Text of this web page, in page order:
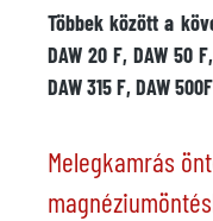
Többek között a
DAW 20 F, DAW 50
DAW 315 F, DAW 500F
Melegkamrás